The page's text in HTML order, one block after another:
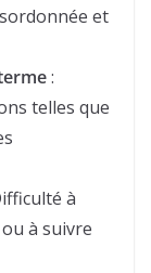
et
:
telles que
à
à suivre